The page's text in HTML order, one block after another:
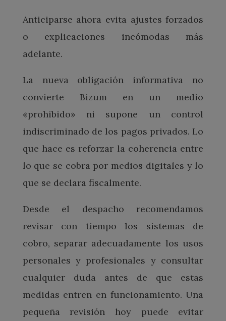
Anticiparse ahora evita ajustes forzados
o explicaciones incómodas más
adelante.
La nueva obligación informativa no
convierte Bizum en un medio
«prohibido» ni supone un control
indiscriminado de los pagos privados. Lo
que hace es reforzar la coherencia entre
lo que se cobra por medios digitales y lo
que se declara fiscalmente.
Desde el despacho recomendamos
revisar con tiempo los sistemas de
cobro, separar adecuadamente los usos
personales y profesionales y consultar
cualquier duda antes de que estas
medidas entren en funcionamiento. Una
pequeña revisión hoy puede evitar